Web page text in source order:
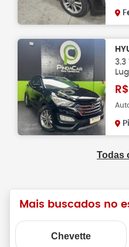
3.3
R$
Todas
Mais buscados no
Chevette